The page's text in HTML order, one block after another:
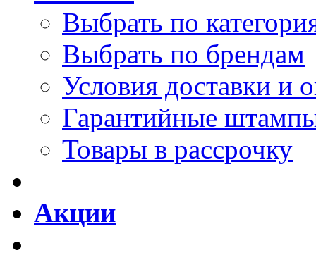
Выбрать по
Выбрать по брендам
Условия доставки и
Гарантийные
Товары в рассрочку
Акции